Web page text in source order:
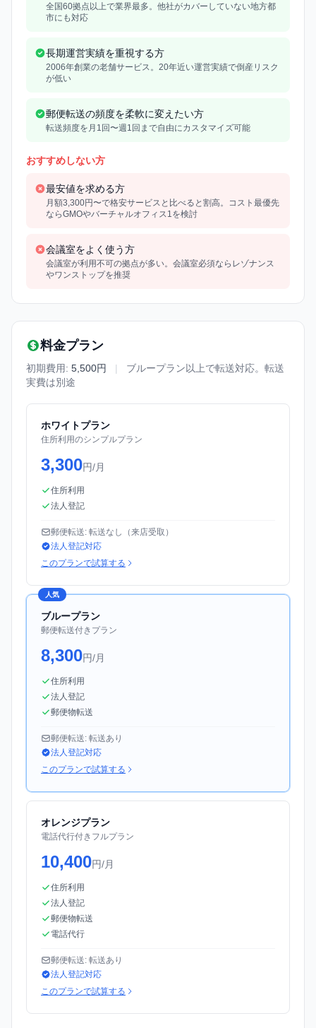
全国60拠点以上で業界最多。他社がカバーしていない地方都
市にも対応
長期運営実績を重視する方
2006年創業の老舗サービス。20年近い運営実績で倒産リスク
が低い
郵便転送の頻度を柔軟に変えたい方
転送頻度を月1回〜週1回まで自由にカスタマイズ可能
おすすめしない方
最安値を求める方
月額3,300円〜で格安サービスと比べると割高。コスト最優先
ならGMOやバーチャルオフィス1を検討
会議室をよく使う方
会議室が利用不可の拠点が多い。会議室必須ならレゾナンス
やワンストップを推奨
料金プラン
初期費用: 5,500円 |
ブループラン以上で転送対応。転送
実費は別途
ホワイトプラン
住所利用のシンプルプラン
3,300円/月
住所利用
法人登記
郵便転送: 転送なし（来店受取）
法人登記対応
このプランで試算する
人気
ブループラン
郵便転送付きプラン
8,300円/月
住所利用
法人登記
郵便物転送
郵便転送: 転送あり
法人登記対応
このプランで試算する
オレンジプラン
電話代行付きフルプラン
10,400円/月
住所利用
法人登記
郵便物転送
電話代行
郵便転送: 転送あり
法人登記対応
このプランで試算する